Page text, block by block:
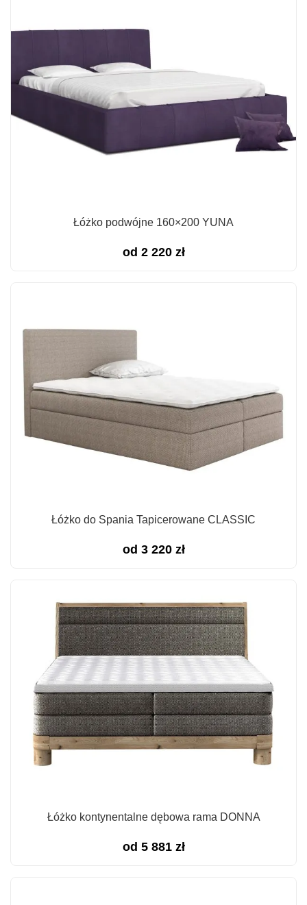
Łóżko podwójne 160×200 YUNA
od 2 220 zł
Łóżko do Spania Tapicerowane CLASSIC
od 3 220 zł
Łóżko kontynentalne dębowa rama DONNA
od 5 881 zł